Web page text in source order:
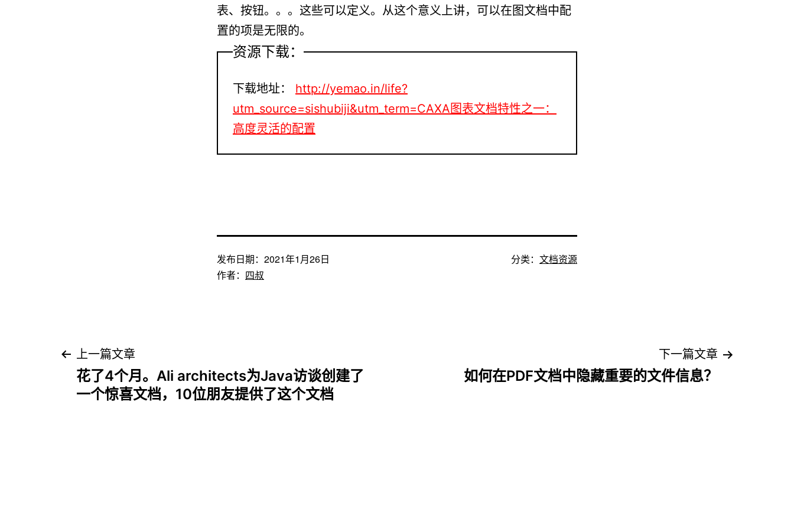
表、按钮。。。这些可以定义。从这个意义上讲，可以在图文档中配
置的项是无限的。
资源下载：
下载地址：
http://yemao.in/life?
utm_source=sishubiji&utm_term=CAXA图表文档特性之一：
高度灵活的配置
发布日期： 2021年1月26日
作者： 四叔
分类： 文档资源
文
章
上一篇文章
花了4个月。Ali architects为Java访谈创建了
一个惊喜文档，10位朋友提供了这个文档
下一篇文章
如何在PDF文档中隐藏重要的文件信息？